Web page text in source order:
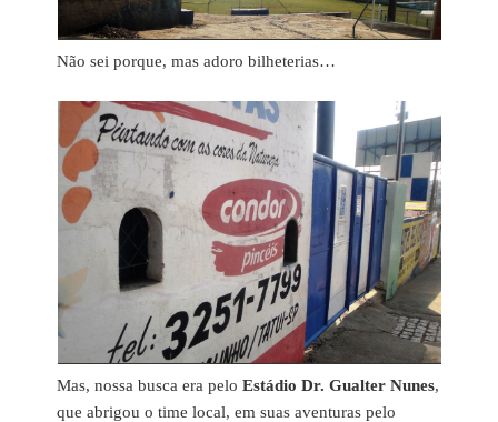
Não sei porque, mas adoro bilheterias…
Mas, nossa busca era peloEstádio Dr. Gualter Nunes,
que abrigou o time local, em suas aventuras pelo